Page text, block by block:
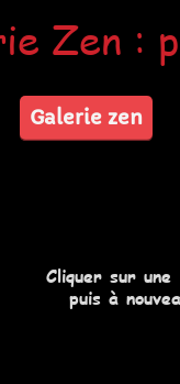
Galerie zen
Zen :
Cliquer sur
puis à